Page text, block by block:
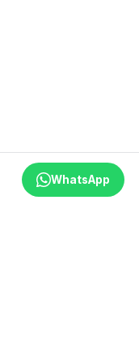
WhatsApp